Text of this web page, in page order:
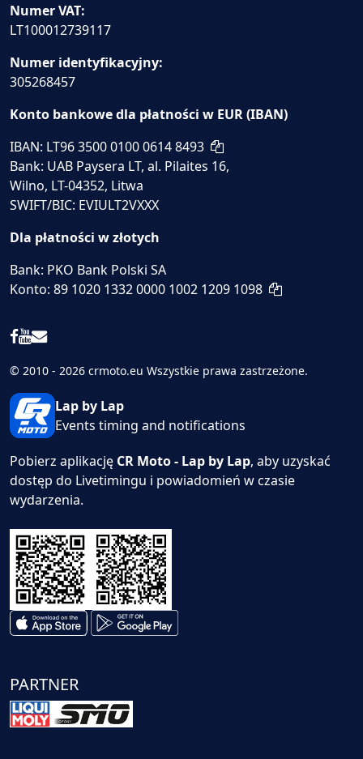
Numer VAT:
LT100012739117
Numer identyfikacyjny:
305268457
Konto bankowe dla płatności w EUR (IBAN)
IBAN: LT96 3500 0100 0614 8493
Bank: UAB Paysera LT, al. Pilaites 16,
Wilno, LT-04352, Litwa
SWIFT/BIC: EVIULT2VXXX
Dla płatności w złotych
Bank: PKO Bank Polski SA
Konto: 89 1020 1332 0000 1002 1209 1098
© 2010 - 2026 crmoto.eu Wszystkie prawa zastrzeżone.
Lap by Lap
Events timing and notifications
Pobierz aplikację CR Moto - Lap by Lap, aby uzyskać
dostęp do Livetimingu i powiadomień w czasie
wydarzenia.
PARTNER